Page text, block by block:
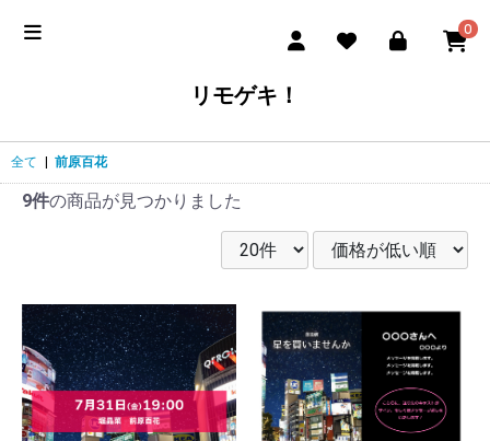
0
リモゲキ！
全て 前原百花
9件の商品が見つかりました